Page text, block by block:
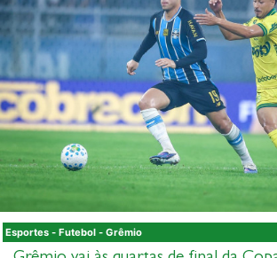
Esportes - Futebol - Grêmio